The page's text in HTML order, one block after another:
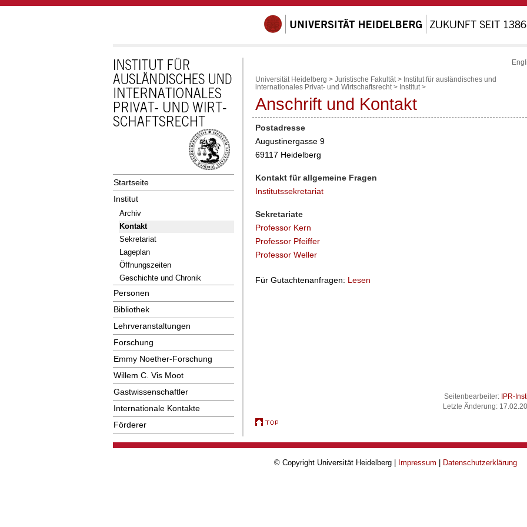
Startseite
Institut
Archiv
Kontakt
Sekretariat
Lageplan
Öffnungszeiten
Geschichte und Chronik
Personen
Bibliothek
Lehrveranstaltungen
Forschung
Emmy Noether-Forschung
Willem C. Vis Moot
Gastwissenschaftler
Internationale Kontakte
Förderer
Universität Heidelberg > Juristische Fakultät > Institut für ausländisches und
internationales Privat- und Wirtschaftsrecht > Institut >
Anschrift und Kontakt
Postadresse
Augustinergasse 9
69117 Heidelberg
Kontakt für allgemeine Fragen
Institutssekretariat
Sekretariate
Professor Kern
Professor Pfeiffer
Professor Weller
Für Gutachtenanfragen: Lesen
Seitenbearbeiter:
IPR-
Letzte Änderung:
© Copyright Universität Heidelberg | Impressum Datenschutzerklärung